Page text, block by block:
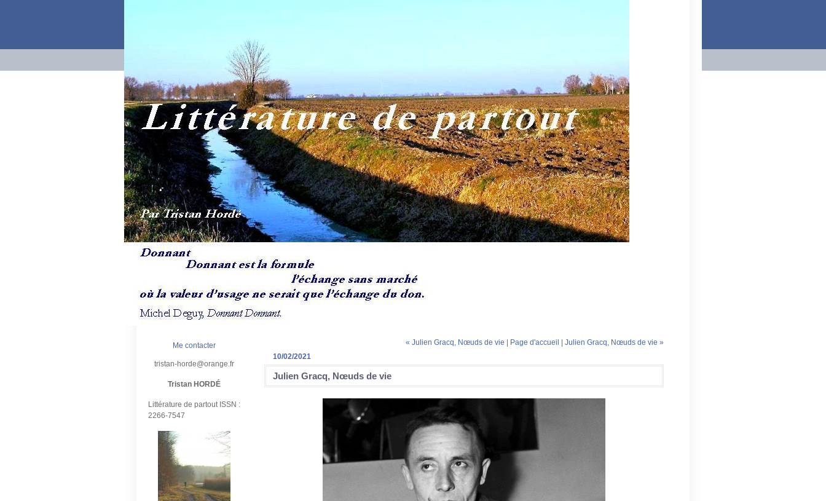
Me contacter
tristan-horde@orange.fr
Tristan HORDÉ
Littérature de partout ISSN :
2266-7547
« Julien Gracq, Nœuds de vie Page d'accueil
Julien Gracq, Nœuds de vie »
10/02/2021
Julien Gracq, Nœuds de vie